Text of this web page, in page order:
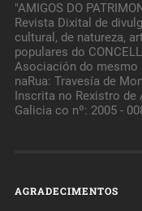
"AMIGOS DO
Revista Dixital de
cultural, de natureza,
populares do
Asociación do mesmo
naRua: Travesía de
Inscrita no Rexistro de
Galicia co nº: 2005 -
AGRADECIMENTOS